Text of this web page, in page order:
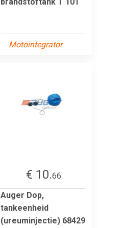
Motointegrator
€ 10.66
Auger Dop,
tankeenheid
(ureuminjectie) 68429